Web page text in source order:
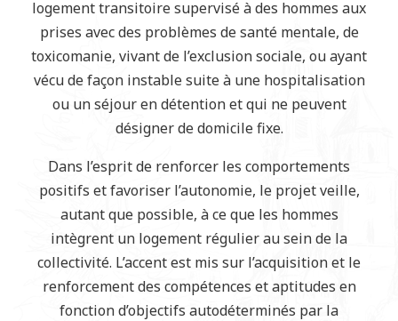
logement transitoire supervisé à des hommes aux
prises avec des problèmes de santé mentale, de
toxicomanie, vivant de l’exclusion sociale, ou ayant
vécu de façon instable suite à une hospitalisation
ou un séjour en détention et qui ne peuvent
désigner de domicile fixe.
Dans l’esprit de renforcer les comportements
positifs et favoriser l’autonomie, le projet veille,
autant que possible, à ce que les hommes
intègrent un logement régulier au sein de la
collectivité. L’accent est mis sur l’acquisition et le
renforcement des compétences et aptitudes en
fonction d’objectifs autodéterminés par la